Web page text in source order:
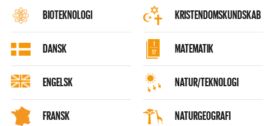
BIOTEKNOLOGI
DANSK
ENGELSK
FRANSK
KRISTENDOMSKUNDSKAB
MATEMATIK
NATUR/TEKNOLOGI
NATURGEOGRAFI